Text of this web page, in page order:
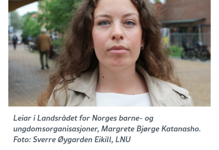
Leiar i Landsrådet for Norges barne- og
ungdomsorganisasjoner, Margrete Bjørge Katanasho.
Foto: Sverre Øygarden Eikill, LNU